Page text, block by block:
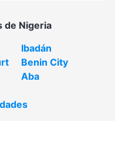
de Nigeria
Ibadán
Benin City
Aba